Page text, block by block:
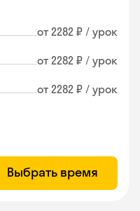
от 2282 ₽ / урок
от 2282 ₽ / урок
от 2282 ₽ / урок
Выбрать время